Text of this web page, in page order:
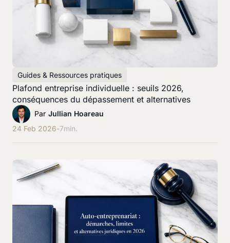
Guides & Ressources pratiques
Plafond entreprise individuelle : seuils 2026,
conséquences du dépassement et alternatives
Par Jullian Hoareau
24 Feb 2026-7min.